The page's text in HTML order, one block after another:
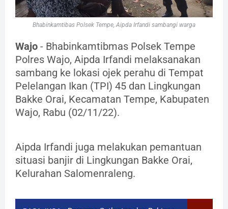
Bhabinkamtibas Polsek Tempe, Aipda Irfandi sambangi warga
Wajo - Bhabinkamtibmas Polsek Tempe
Polres Wajo, Aipda Irfandi melaksanakan
sambang ke lokasi ojek perahu di Tempat
Pelelangan Ikan (TPI) 45 dan Lingkungan
Bakke Orai, Kecamatan Tempe, Kabupaten
Wajo, Rabu (02/11/22).
Aipda Irfandi juga melakukan pemantuan
situasi banjir di Lingkungan Bakke Orai,
Kelurahan Salomenraleng.